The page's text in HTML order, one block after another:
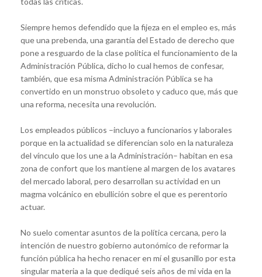
Siempre hemos defendido que la fijeza en el empleo es, más
que una prebenda, una garantía del Estado de derecho que
pone a resguardo de la clase política el funcionamiento de la
Administración Pública, dicho lo cual hemos de confesar,
también, que esa misma Administración Pública se ha
convertido en un monstruo obsoleto y caduco que, más que
una reforma, necesita una revolución.
Los empleados públicos –incluyo a funcionarios y laborales
porque en la actualidad se diferencian solo en la naturaleza
del vínculo que los une a la Administración– habitan en esa
zona de confort que los mantiene al margen de los avatares
del mercado laboral, pero desarrollan su actividad en un
magma volcánico en ebullición sobre el que es perentorio
actuar.
No suelo comentar asuntos de la política cercana, pero la
intención de nuestro gobierno autonómico de reformar la
función pública ha hecho renacer en mí el gusanillo por esta
singular materia a la que dediqué seis años de mi vida en la